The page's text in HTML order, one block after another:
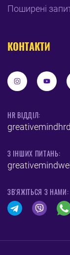
Поширені
КОНТАКТИ
HR ВІДДІЛ:
З ІНШИХ ПИТАНЬ:
ЗВ'ЯЖІТЬСЯ З НАМИ: